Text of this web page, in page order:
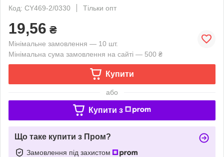
Код: CY469-2/0330
Тільки опт
19,56 ₴
Мінімальне замовлення — 10 шт.
Мінімальна сума замовлення на сайті — 500 ₴
Купити
або
Купити з
Що таке купити з Пром?
Замовлення під захистом